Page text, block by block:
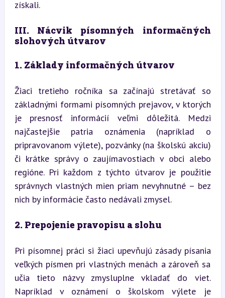
získali.
III. Nácvik písomných informačných
slohových útvarov
1. Základy informačných útvarov
Žiaci tretieho ročníka sa začínajú stretávať so
základnými formami písomných prejavov, v ktorých
je presnosť informácií veľmi dôležitá. Medzi
najčastejšie patria oznámenia (napríklad o
pripravovanom výlete), pozvánky (na školskú akciu)
či krátke správy o zaujímavostiach v obci alebo
regióne. Pri každom z týchto útvarov je použitie
správnych vlastných mien priam nevyhnutné – bez
nich by informácie často nedávali zmysel.
2. Prepojenie pravopisu a slohu
Pri písomnej práci si žiaci upevňujú zásady písania
veľkých písmen pri vlastných menách a zároveň sa
učia tieto názvy zmysluplne vkladať do viet.
Napríklad v oznámení o školskom výlete je